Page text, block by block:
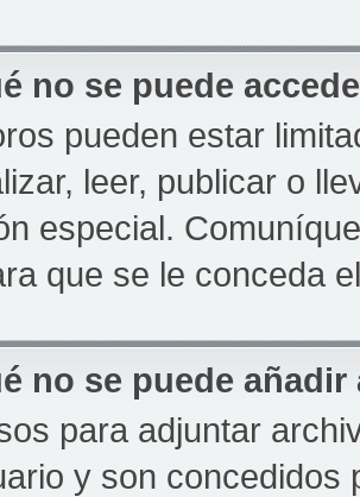
no se puede
pueden estar
leer, publicar o
especial.
que se le conceda
no se puede
para adjuntar
y son concedidos